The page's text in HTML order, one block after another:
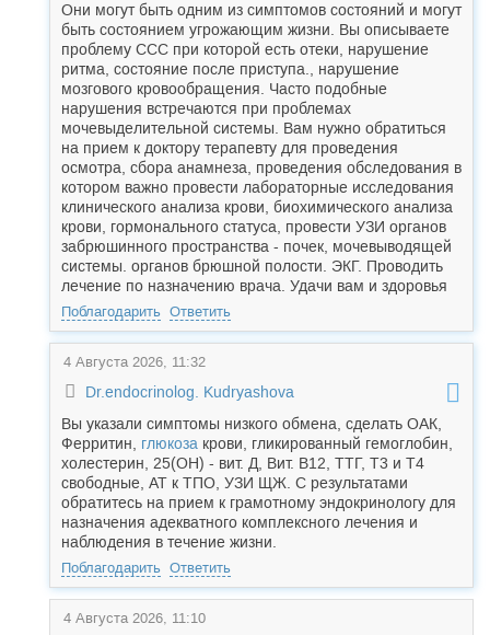
Они могут быть одним из симптомов состояний и могут
быть состоянием угрожающим жизни. Вы описываете
проблему ССС при которой есть отеки, нарушение
ритма, состояние после приступа., нарушение
мозгового кровообращения. Часто подобные
нарушения встречаются при проблемах
мочевыделительной системы. Вам нужно обратиться
на прием к доктору терапевту для проведения
осмотра, сбора анамнеза, проведения обследования в
котором важно провести лабораторные исследования
клинического анализа крови, биохимического анализа
крови, гормонального статуса, провести УЗИ органов
забрюшинного пространства - почек, мочевыводящей
системы. органов брюшной полости. ЭКГ. Проводить
лечение по назначению врача. Удачи вам и здоровья
Поблагодарить Ответить
4 Августа 2026, 11:32
Dr.endocrinolog. Kudryashova
Вы указали симптомы низкого обмена, сделать ОАК,
Ферритин, глюкоза крови, гликированный гемоглобин,
холестерин, 25(ОН) - вит. Д, Вит. В12, ТТГ, Т3 и Т4
свободные, АТ к ТПО, УЗИ ЩЖ. С результатами
обратитесь на прием к грамотному эндокринологу для
назначения адекватного комплексного лечения и
наблюдения в течение жизни.
Поблагодарить Ответить
4 Августа 2026, 11:10